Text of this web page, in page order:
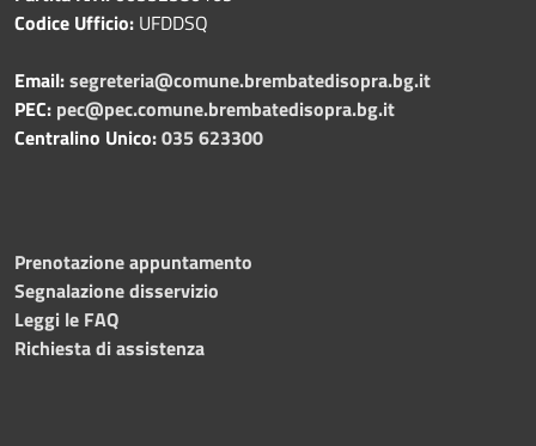
Codice Ufficio: UFDDSQ
Email:segreteria@comune.brembatedisopra.bg.it
PEC: pec@pec.comune.brembatedisopra.bg.it
Centralino Unico:035 623300
Prenotazione appuntamento
Segnalazione disservizio
Leggi le FAQ
Richiesta di assistenza